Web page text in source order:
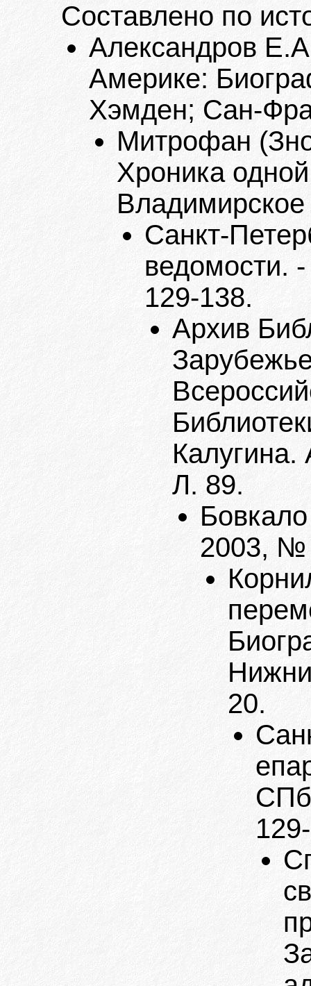
Составлено по
Александров
Америке:
Хэмден; Сан-
Митрофан
Хроника
Владимирское
Санкт-
ведомости.
129-138.
Архив
Л. 89.
2003, №
20.